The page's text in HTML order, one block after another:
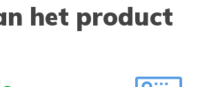
het product